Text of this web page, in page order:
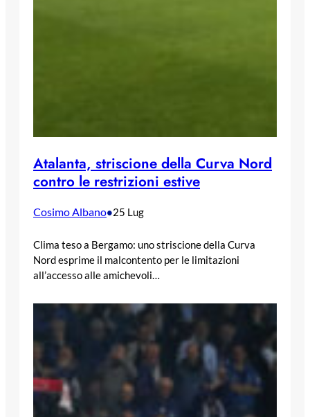
Atalanta, striscione della Curva Nord
contro le restrizioni estive
Cosimo Albano•25 Lug
Clima teso a Bergamo: uno striscione della Curva
Nord esprime il malcontento per le limitazioni
all’accesso alle amichevoli…